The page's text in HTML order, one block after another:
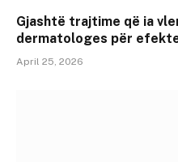
Gjashtë trajtime që ia
dermatologes për
April 25, 2026